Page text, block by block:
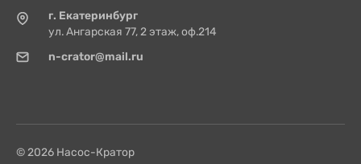
г. Екатеринбург
ул. Ангарская 77, 2 этаж, оф.214
n-crator@mail.ru
© 2026 Насос-Кратор